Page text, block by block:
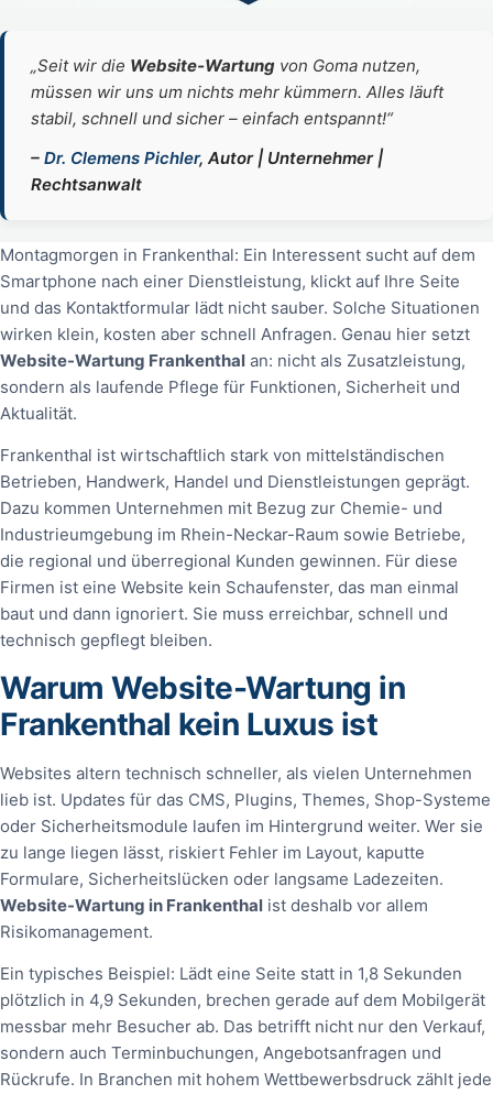
„Seit wir die Website‑Wartung von Goma nutzen,
müssen wir uns um nichts mehr kümmern. Alles läuft
stabil, schnell und sicher – einfach entspannt!“
– Dr. Clemens Pichler, Autor | Unternehmer |
Rechtsanwalt
Montagmorgen in Frankenthal: Ein Interessent sucht auf dem
Smartphone nach einer Dienstleistung, klickt auf Ihre Seite
und das Kontaktformular lädt nicht sauber. Solche Situationen
wirken klein, kosten aber schnell Anfragen. Genau hier setzt
Website-Wartung Frankenthal an: nicht als Zusatzleistung,
sondern als laufende Pflege für Funktionen, Sicherheit und
Aktualität.
Frankenthal ist wirtschaftlich stark von mittelständischen
Betrieben, Handwerk, Handel und Dienstleistungen geprägt.
Dazu kommen Unternehmen mit Bezug zur Chemie- und
Industrieumgebung im Rhein-Neckar-Raum sowie Betriebe,
die regional und überregional Kunden gewinnen. Für diese
Firmen ist eine Website kein Schaufenster, das man einmal
baut und dann ignoriert. Sie muss erreichbar, schnell und
technisch gepflegt bleiben.
Warum Website-Wartung in
Frankenthal kein Luxus ist
Websites altern technisch schneller, als vielen Unternehmen
lieb ist. Updates für das CMS, Plugins, Themes, Shop-Systeme
oder Sicherheitsmodule laufen im Hintergrund weiter. Wer sie
zu lange liegen lässt, riskiert Fehler im Layout, kaputte
Formulare, Sicherheitslücken oder langsame Ladezeiten.
Website-Wartung in Frankenthal ist deshalb vor allem
Risikomanagement.
Ein typisches Beispiel: Lädt eine Seite statt in 1,8 Sekunden
plötzlich in 4,9 Sekunden, brechen gerade auf dem Mobilgerät
messbar mehr Besucher ab. Das betrifft nicht nur den Verkauf,
sondern auch Terminbuchungen, Angebotsanfragen und
Rückrufe. In Branchen mit hohem Wettbewerbsdruck zählt jede